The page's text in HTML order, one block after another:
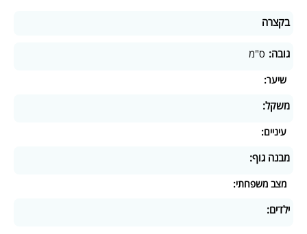
בקצרה
גובה: ס"מ
שיער:
משקל:
עיניים:
מבנה גוף:
מצב משפחתי:
ילדים: